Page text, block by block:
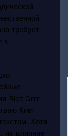
требует
к
Riot Grrrl
Ким
Хотя
их влияние